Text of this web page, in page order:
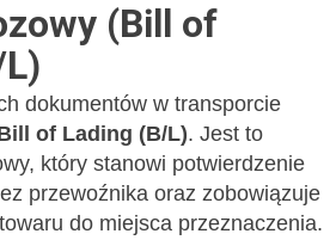
(Bill of
dokumentów w transporcie
of Lading (B/L). Jest to
który stanowi potwierdzenie
przewoźnika oraz zobowiązuje
do miejsca przeznaczenia.